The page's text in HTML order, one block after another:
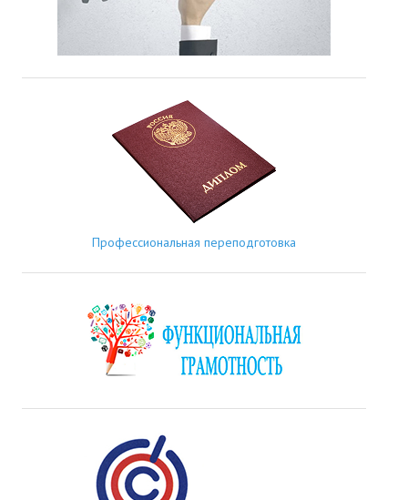
Профессиональная переподготовка